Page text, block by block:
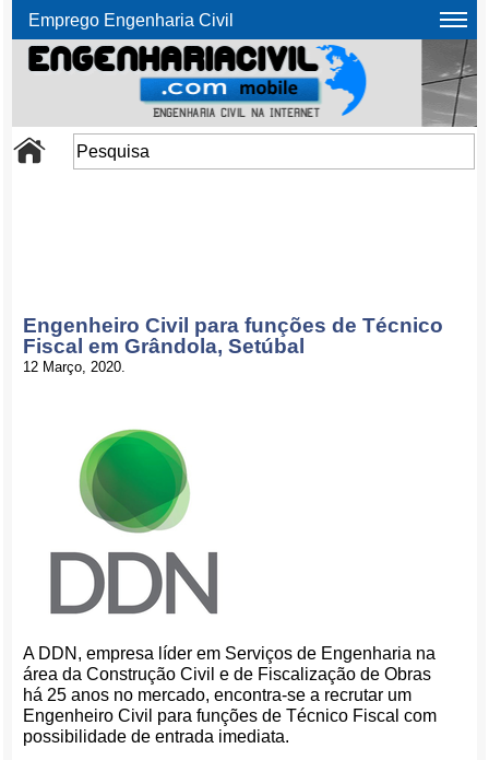
Emprego Engenharia Civil
Engenheiro Civil para funções de Técnico
Fiscal em Grândola, Setúbal
12 Março, 2020.
A DDN, empresa líder em Serviços de Engenharia na
área da Construção Civil e de Fiscalização de Obras
há 25 anos no mercado, encontra-se a recrutar um
Engenheiro Civil para funções de Técnico Fiscal com
possibilidade de entrada imediata.